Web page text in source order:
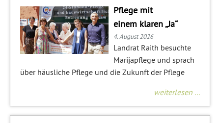
Pflege mit
einem klaren „Ja“
4. August 2026
Landrat Raith besuchte
Marijapflege und sprach
über häusliche Pflege und die Zukunft der Pflege
weiterlesen ...